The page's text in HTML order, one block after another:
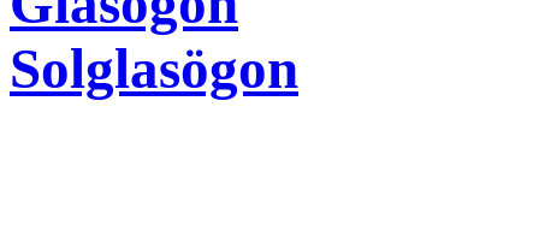
Solglasögon